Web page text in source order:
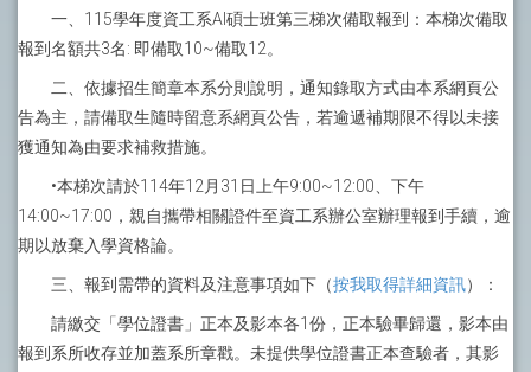
一、115學年度資工系AI碩士班第三梯次備取報到：本梯次備取
報到名額共3名: 即備取10~備取12。
二、依據招生簡章本系分則說明，通知錄取方式由本系網頁公
告為主，請備取生隨時留意系網頁公告，若逾遞補期限不得以未接
獲通知為由要求補救措施。
•本梯次請於114年12月31日上午9:00~12:00、下午
14:00~17:00，親自攜帶相關證件至資工系辦公室辦理報到手續，逾
期以放棄入學資格論。
三、報到需帶的資料及注意事項如下（按我取得詳細資訊）：
請繳交「學位證書」正本及影本各1份，正本驗畢歸還，影本由
報到系所收存並加蓋系所章戳。未提供學位證書正本查驗者，其影